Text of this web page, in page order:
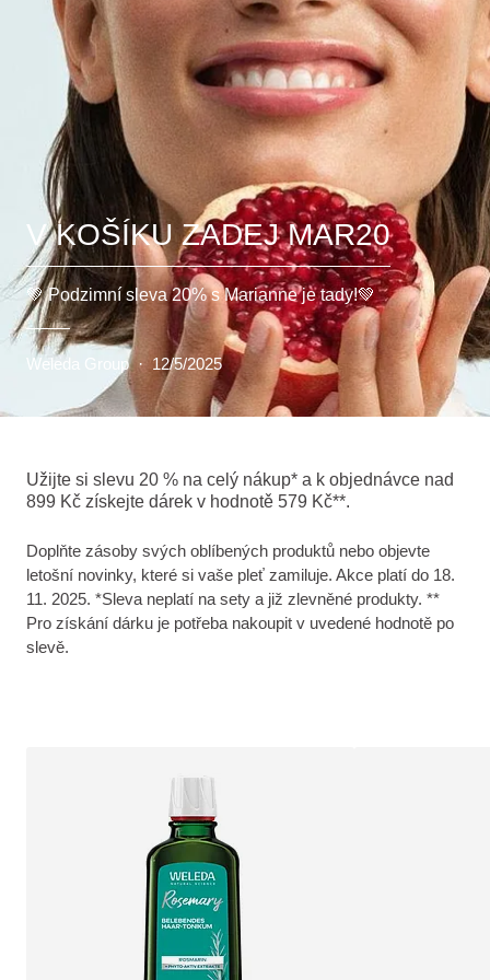
V KOŠÍKU ZADEJ MAR20
💚 Podzimní sleva 20% s Marianne je tady!💚
Weleda Group · 12/5/2025
Užijte si slevu 20 % na celý nákup* a k objednávce nad
899 Kč získejte dárek v hodnotě 579 Kč**.
Doplňte zásoby svých oblíbených produktů nebo objevte
letošní novinky, které si vaše pleť zamiluje. Akce platí do 18.
11. 2025. *Sleva neplatí na sety a již zlevněné produkty. **
Pro získání dárku je potřeba nakoupit v uvedené hodnotě po
slevě.